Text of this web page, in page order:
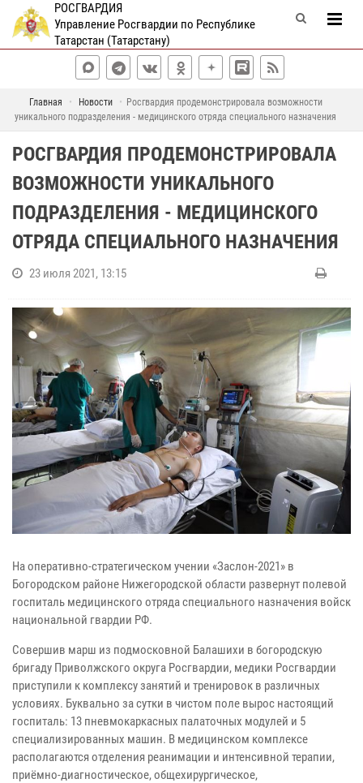
РОСГВАРДИЯ
Управление Росгвардии по Республике
Татарстан (Татарстану)
Главная Новости
Росгвардия продемонстрировала возможности
уникального подразделения - медицинского отряда специального назначения
РОСГВАРДИЯ ПРОДЕМОНСТРИРОВАЛА
ВОЗМОЖНОСТИ УНИКАЛЬНОГО
ПОДРАЗДЕЛЕНИЯ - МЕДИЦИНСКОГО
ОТРЯДА СПЕЦИАЛЬНОГО НАЗНАЧЕНИЯ
23 июля 2021, 13:15
На оперативно-стратегическом учении «Заслон-2021» в
Богородском районе Нижегородской области развернут полевой
госпиталь медицинского отряда специального назначения войск
национальной гвардии РФ.
Совершив марш из подмосковной Балашихи в богородскую
бригаду Приволжского округа Росгвардии, медики Росгвардии
приступили к комплексу занятий и тренировок в различных
условиях. Буквально за сутки в чистом поле вырос настоящий
госпиталь: 13 пневмокаркасных палаточных модулей и 5
специализированных машин. В медицинском комплексе
располагаются отделения реанимации и интенсивной терапии,
приёмно-диагностическое, общехирургическое,